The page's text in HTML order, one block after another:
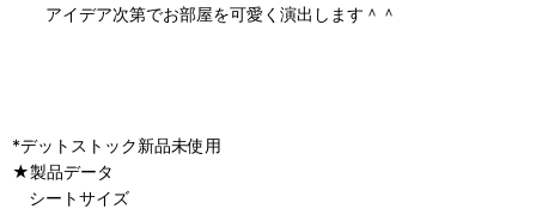
アイデア次第でお部屋を可愛く演出します＾＾
*デットストック新品未使用
★製品データ
シートサイズ